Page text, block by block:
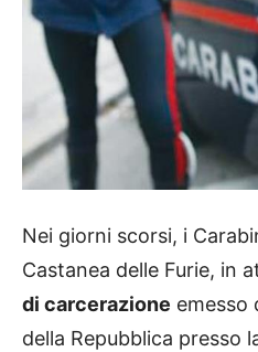
Nei giorni scorsi, i
Castanea delle Furie, in
di carcerazione emesso
della Repubblica presso